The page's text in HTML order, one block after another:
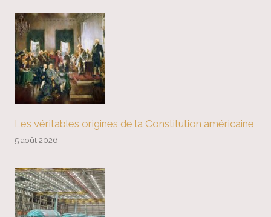
Les véritables origines de la Constitution américaine
5 août 2026